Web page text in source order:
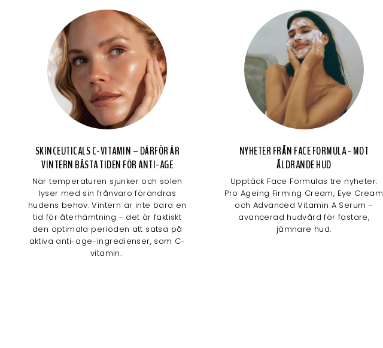
SKINCEUTICALS C-VITAMIN – DÄRFÖR ÄR
VINTERN BÄSTA TIDEN FÖR ANTI-AGE
När temperaturen sjunker och solen
lyser med sin frånvaro förändras
hudens behov. Vintern är inte bara en
tid för återhämtning - det är faktiskt
den optimala perioden att satsa på
aktiva anti-age-ingredienser, som C-
vitamin.
NYHETER FRÅN FACE FORMULA - MOT
ÅLDRANDE HUD
Upptäck Face Formulas tre nyheter:
Pro Ageing Firming Cream, Eye Cream
och Advanced Vitamin A Serum -
avancerad hudvård för fastare,
jämnare hud.